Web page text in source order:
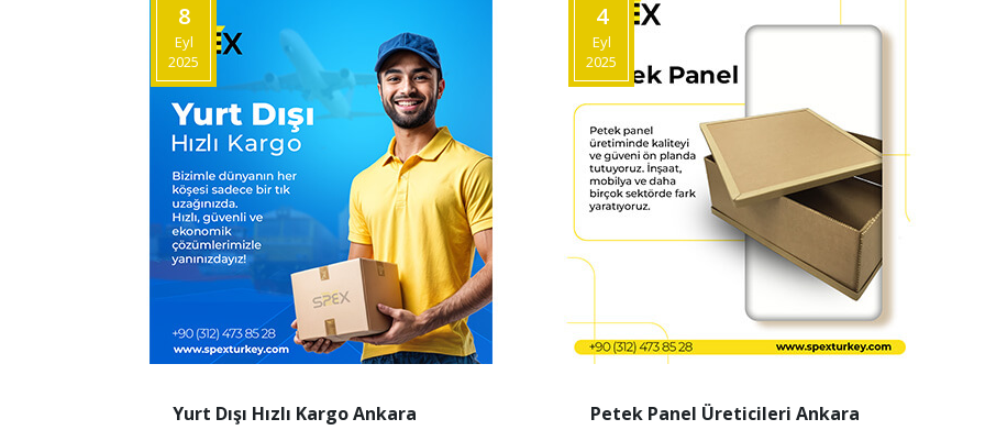
8
Eyl
2025
Yurt Dışı Hızlı Kargo Ankara
4
Eyl
2025
Petek Panel Üreticileri Ankara